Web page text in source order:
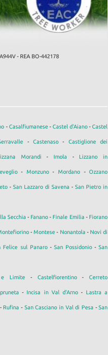
- REA BO-442178
- Casalfiumanese- Castel d'Aiano-Castel
- Castenaso- Castiglione dei
Morandi - Imola - Lizzano in
- Monzuno-Mordano -Ozzano
- San Lazzaro di Savena - San Pietro in
Secchia - Fanano - Finale Emilia - Fiorano
-Montese - Nonantola - Novi di
Felice sul Panaro- San Possidonio-San
e Limite- Castelfiorentino-Cerreto
- Incisa in Val d'Arno - Lastra a
- Rufina - San Casciano in Val di Pesa -San